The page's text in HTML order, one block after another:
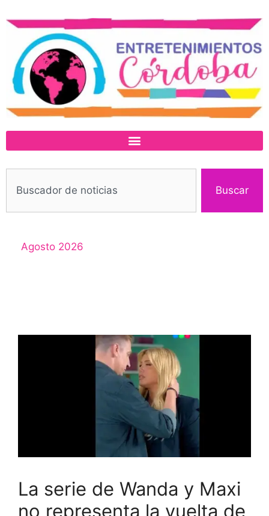
Buscar
Agosto 2026
La serie de Wanda y Maxi
no representa la vuelta de